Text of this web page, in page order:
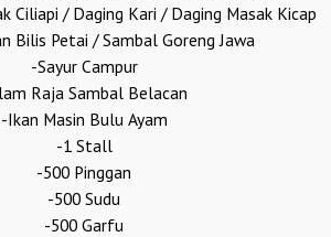
Ciliapi / Daging Kari / Daging Masak Kicap
Bilis Petai / Sambal Goreng Jawa
-Sayur Campur
Raja Sambal Belacan
-Ikan Masin Bulu Ayam
-1 Stall
-500 Pinggan
-500 Sudu
-500 Garfu